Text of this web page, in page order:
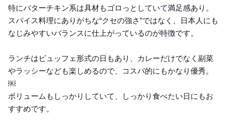
特にバターチキン系は具材もゴロっとしていて満足感あり。
スパイス料理にありがちな“クセの強さ”ではなく、日本人にも
なじみやすいバランスに仕上がっているのが特徴です。
ランチはビュッフェ形式の日もあり、カレーだけでなく副菜
やラッシーなども楽しめるので、コスパ的にもかなり優秀。
￼
ボリュームもしっかりしていて、しっかり食べたい日にもお
すすめです。